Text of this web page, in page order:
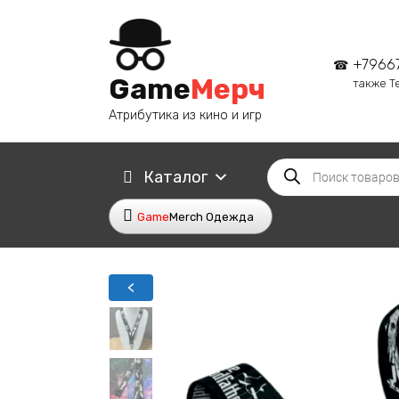
GameМерч
Атрибутика из кино и игр
также
Каталог
Поиск
товаров
GameMerch Одежда
<